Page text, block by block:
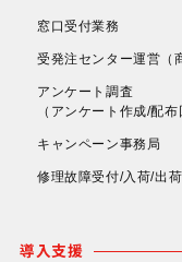
窓口受付業務
受発注センター運営
アンケート調査
（アンケート作成/配
キャンペーン事務局
修理故障受付/入荷/出荷
導入支援